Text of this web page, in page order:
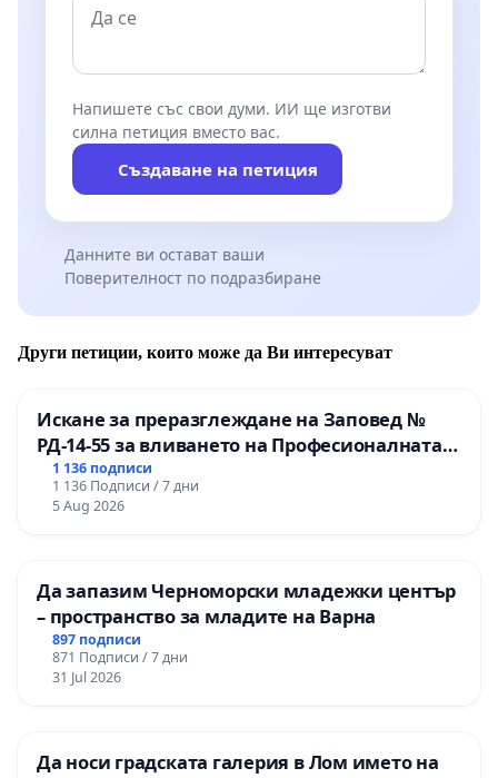
Напишете със свои думи. ИИ ще изготви
силна петиция вместо вас.
Създаване на петиция
Данните ви остават ваши
Поверителност по подразбиране
Други петиции, които може да Ви интересуват
Искане за преразглеждане на Заповед №
РД-14-55 за вливането на Професионалната
гимназия по промишлени технологии в
Професионалната гимназия по икономика и
мениджмънт – гр. Пазарджик
1 136 подписи
1 136 Подписи / 7 дни
5 Aug 2026
Да запазим Черноморски младежки център
– пространство за младите на Варна
897 подписи
871 Подписи / 7 дни
31 Jul 2026
Да носи градската галерия в Лом името на